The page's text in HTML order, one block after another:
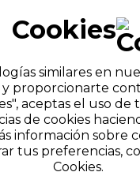
Cookies
similares en
proporcionarte
aceptas el uso de
de cookies
información sobre
tus preferencias,
Cookies.